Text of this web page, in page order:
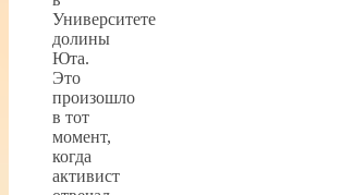
Университете
долины
Юта.
Это
произошло
в тот
момент,
когда
активист